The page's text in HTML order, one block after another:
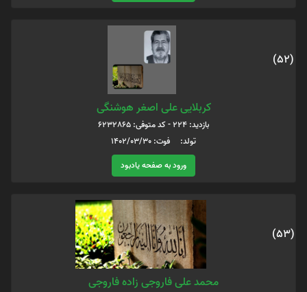
(52)
کربلایی علی اصغر هوشنگی
بازدید: 224 - کد متوفی: 6232865
تولد: فوت: 1402/03/30
ورود به صفحه یادبود
(53)
محمد علی فاروجی زاده فاروجی